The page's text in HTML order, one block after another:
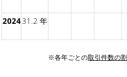
202431.2 年
※各年ごとの取引件数の